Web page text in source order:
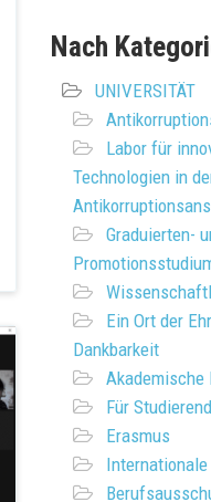
Nach
UNIVERSITÄT
Labor für
Technologien in
Graduierten-
Ein Ort der
Dankbarkeit
Akademische
Für
Erasmus